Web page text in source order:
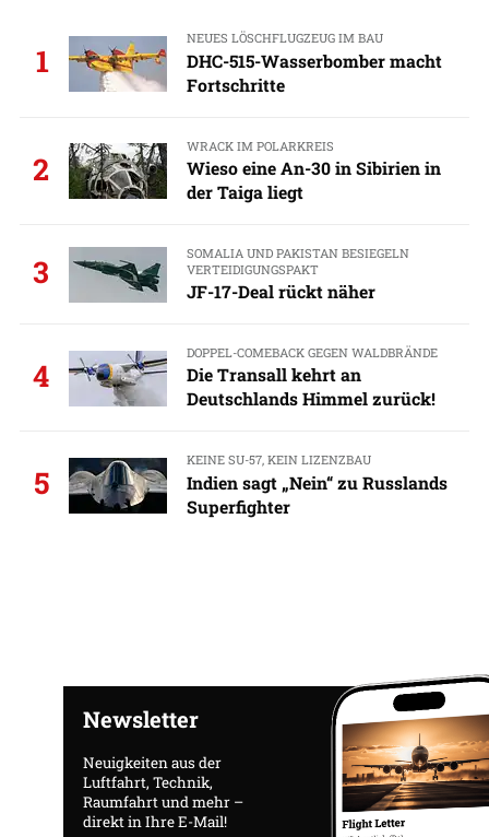
1
NEUES LÖSCHFLUGZEUG IM BAU
DHC-515-Wasserbomber macht
Fortschritte
2
WRACK IM POLARKREIS
Wieso eine An-30 in Sibirien in
der Taiga liegt
3
SOMALIA UND PAKISTAN BESIEGELN
VERTEIDIGUNGSPAKT
JF-17-Deal rückt näher
4
DOPPEL-COMEBACK GEGEN WALDBRÄNDE
Die Transall kehrt an
Deutschlands Himmel zurück!
5
KEINE SU-57, KEIN LIZENZBAU
Indien sagt „Nein“ zu Russlands
Superfighter
Newsletter
Neuigkeiten aus der
Luftfahrt, Technik,
Raumfahrt und mehr –
direkt in Ihre E-Mail!